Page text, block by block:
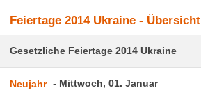
Feiertage 2014 Ukraine - Übersicht
Gesetzliche Feiertage 2014 Ukraine
Neujahr
Mittwoch, 01. Januar